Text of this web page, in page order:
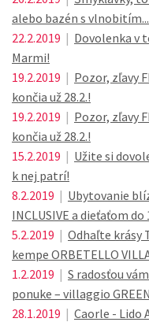
alebo bazén s vlnobitím...
22.2.2019 | Dovolenka v
Marmi!
19.2.2019 | Pozor, zľavy
končia už 28.2.!
19.2.2019 | Pozor, zľavy
končia už 28.2.!
15.2.2019 | Užite si
k nej patrí!
8.2.2019 | Ubytovanie
INCLUSIVE a dieťaťom
5.2.2019 | Odhaľte krásy
kempe ORBETELLO
1.2.2019 | S radosťou
ponuke – villaggio
28.1.2019 | Caorle - Lido